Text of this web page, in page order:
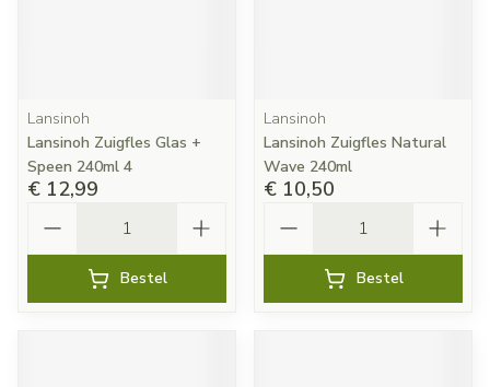
Lansinoh
Lansinoh Zuigfles Glas +
Speen 240ml 4
€ 12,99
Bestel
Lansinoh
Lansinoh Zuigfles Natural
Wave 240ml
€ 10,50
Bestel